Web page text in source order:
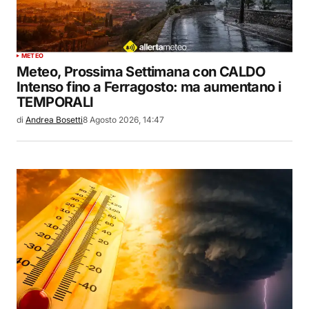
METEO
Meteo, Prossima Settimana con CALDO
Intenso fino a Ferragosto: ma aumentano i
TEMPORALI
di Andrea Bosetti8 Agosto 2026, 14:47